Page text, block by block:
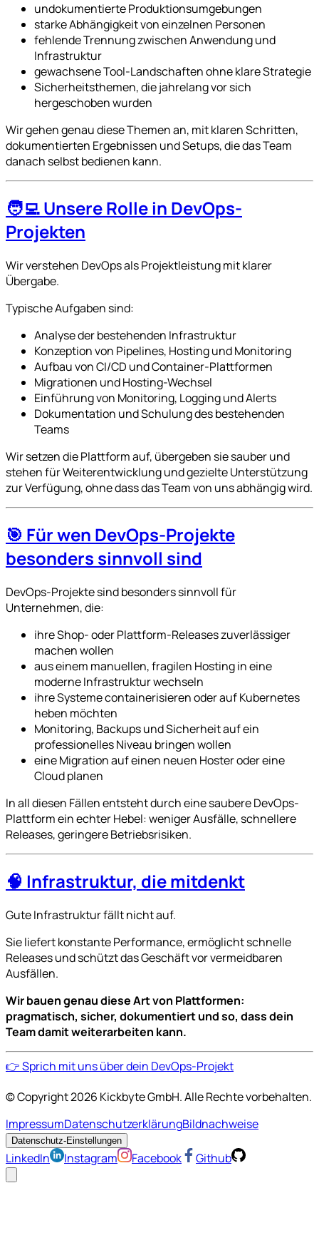
undokumentierte Produktionsumgebungen
starke Abhängigkeit von einzelnen Personen
fehlende Trennung zwischen Anwendung und
Infrastruktur
gewachsene Tool-Landschaften ohne klare Strategie
Sicherheitsthemen, die jahrelang vor sich
hergeschoben wurden
Wir gehen genau diese Themen an, mit klaren Schritten,
dokumentierten Ergebnissen und Setups, die das Team
danach selbst bedienen kann.
🧑‍💻 Unsere Rolle in DevOps-
Projekten
Wir verstehen DevOps als Projektleistung mit klarer
Übergabe.
Typische Aufgaben sind:
Analyse der bestehenden Infrastruktur
Konzeption von Pipelines, Hosting und Monitoring
Aufbau von CI/CD und Container-Plattformen
Migrationen und Hosting-Wechsel
Einführung von Monitoring, Logging und Alerts
Dokumentation und Schulung des bestehenden
Teams
Wir setzen die Plattform auf, übergeben sie sauber und
stehen für Weiterentwicklung und gezielte Unterstützung
zur Verfügung, ohne dass das Team von uns abhängig wird.
🎯 Für wen DevOps-Projekte
besonders sinnvoll sind
DevOps-Projekte sind besonders sinnvoll für
Unternehmen, die:
ihre Shop- oder Plattform-Releases zuverlässiger
machen wollen
aus einem manuellen, fragilen Hosting in eine
moderne Infrastruktur wechseln
ihre Systeme containerisieren oder auf Kubernetes
heben möchten
Monitoring, Backups und Sicherheit auf ein
professionelles Niveau bringen wollen
eine Migration auf einen neuen Hoster oder eine
Cloud planen
In all diesen Fällen entsteht durch eine saubere DevOps-
Plattform ein echter Hebel: weniger Ausfälle, schnellere
Releases, geringere Betriebsrisiken.
🧠 Infrastruktur, die mitdenkt
Gute Infrastruktur fällt nicht auf.
Sie liefert konstante Performance, ermöglicht schnelle
Releases und schützt das Geschäft vor vermeidbaren
Ausfällen.
Wir bauen genau diese Art von Plattformen:
pragmatisch, sicher, dokumentiert und so, dass dein
Team damit weiterarbeiten kann.
👉 Sprich mit uns über dein DevOps-Projekt
© Copyright2026 Kickbyte GmbH. Alle Rechte vorbehalten.
ImpressumDatenschutzerklärungBildnachweise
Datenschutz-Einstellungen
LinkedIn Instagram Facebook Github